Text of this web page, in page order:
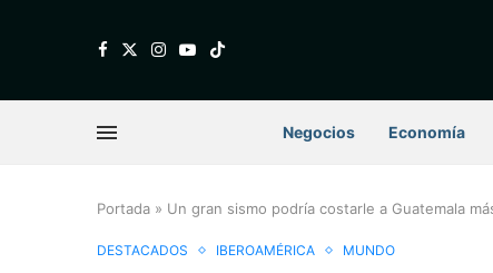
Negocios Economía
Portada » Un gran sismo podría costarle a Guatemala
DESTACADOS IBEROAMÉRICA MUNDO